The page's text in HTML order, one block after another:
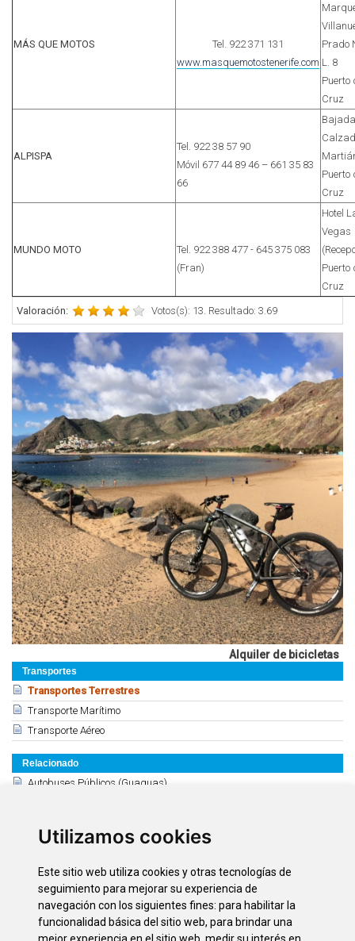
Utilizamos cookies
Este sitio web utiliza cookies y otras tecnologías de
seguimiento para mejorar su experiencia de
navegación con los siguientes fines: para habilitar la
funcionalidad básica del sitio web, para brindar una
Transportes
Transportes Terrestres
Transporte Marítimo
Transporte Aéreo
Relacionado
Autobuses Públicos (Guaguas)
Compañías de Taxi - Excursiones
Alquiler de vehículos: Información General
Alquiler de Coches - Puerto de la Cruz
Alquiler de coches - Zona Sur
MÁS QUE MOTOS
Tel. 922 371 131
www.masquemotostenerife.com
Prado
L. 8
Puerto
Cruz
ALPISPA
Tel. 922 38 57 90
Móvil 677 44 89 46 – 661 35 83
66
Bajada
Puerto
Cruz
MUNDO MOTO
Tel. 922 388 477 - 645 375 083
(Fran)
Hotel
Vegas
Puerto
Cruz
Valoración: Votos(s): 13. Resultado: 3.69
Alquiler de bicicletas